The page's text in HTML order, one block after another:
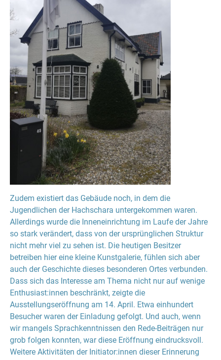
Zudem existiert das Gebäude noch, in dem die
Jugendlichen der Hachschara untergekommen waren.
Allerdings wurde die Inneneinrichtung im Laufe der Jahre
so stark verändert, dass von der ursprünglichen Struktur
nicht mehr viel zu sehen ist. Die heutigen Besitzer
betreiben hier eine kleine Kunstgalerie, fühlen sich aber
auch der Geschichte dieses besonderen Ortes verbunden.
Dass sich das Interesse am Thema nicht nur auf wenige
Enthusiast:innen beschränkt, zeigte die
Ausstellungseröffnung am 14. April. Etwa einhundert
Besucher waren der Einladung gefolgt. Und auch, wenn
wir mangels Sprachkenntnissen den Rede-Beiträgen nur
grob folgen konnten, war diese Eröffnung eindrucksvoll.
Weitere Aktivitäten der Initiator:innen dieser Erinnerung